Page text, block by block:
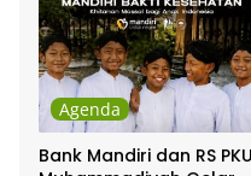
Agenda
Bank Mandiri dan RS PKU